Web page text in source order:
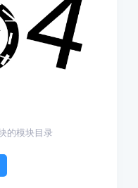
的模块目录